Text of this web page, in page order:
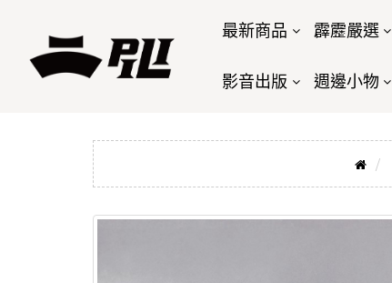
最新商品 霹靂嚴選
影音出版 週邊小物